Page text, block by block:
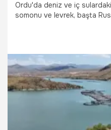
Ordu'da deniz ve iç
somonu ve levrek, başta
18.07.2026 Gündem